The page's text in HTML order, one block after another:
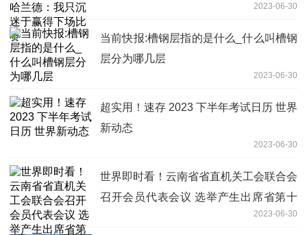
2023-06-30
当前快报:槽钢层指的是什么_什么叫槽钢
层分为哪几层
2023-06-30
超实用！速存 2023 下半年考试日历 世界
新动态
2023-06-30
世界即时看！云南省省直机关工会联合会
召开会员代表会议 选举产生出席省第十
2023-06-30